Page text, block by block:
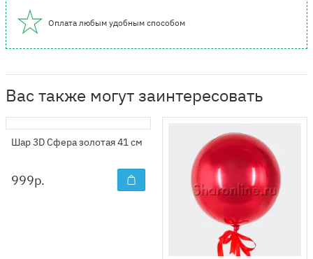
Оплата любым удобным способом
Вас также могут заинтересовать
Шар 3D Сфера золотая 41 см
999р.